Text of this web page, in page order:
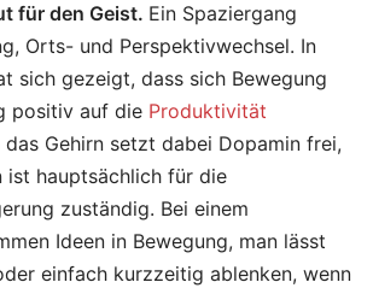
für den Geist. Ein Spaziergang
Orts- und Perspektivwechsel. In
sich gezeigt, dass sich Bewegung
positiv auf die Produktivität
das Gehirn setzt dabei Dopamin frei,
ist hauptsächlich für die
zuständig. Bei einem
Ideen in Bewegung, man lässt
einfach kurzzeitig ablenken, wenn